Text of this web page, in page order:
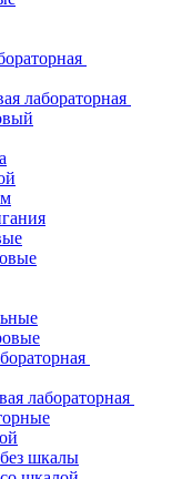
лабораторная
лабораторная
шкалы